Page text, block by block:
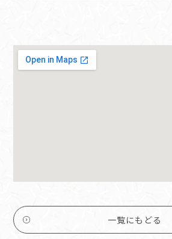
一覧にもどる